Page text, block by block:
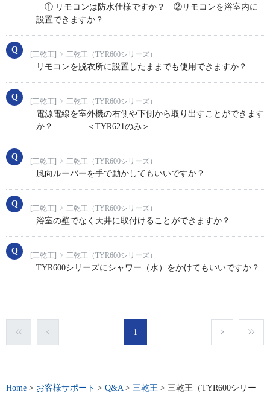
① リモコンは防水仕様ですか？ ②リモコンを浴室内に
設置できますか？
[三乾王] 三乾王（TYR600シリーズ）
リモコンを脱衣所に設置したままでも使用できますか？
[三乾王] 三乾王（TYR600シリーズ）
電源電線を室外機の右側や下側から取り出すことができます
か？ ＜TYR621のみ＞
[三乾王] 三乾王（TYR600シリーズ）
風向ルーバーを手で動かしてもいいですか？
[三乾王] 三乾王（TYR600シリーズ）
浴室の壁でなく天井に取付けることができますか？
[三乾王] 三乾王（TYR600シリーズ）
TYR600シリーズにシャワー（水）をかけてもいいですか？
1
Home > お客様サポート > Q&A> 三乾王 > 三乾王（TYR600シリー